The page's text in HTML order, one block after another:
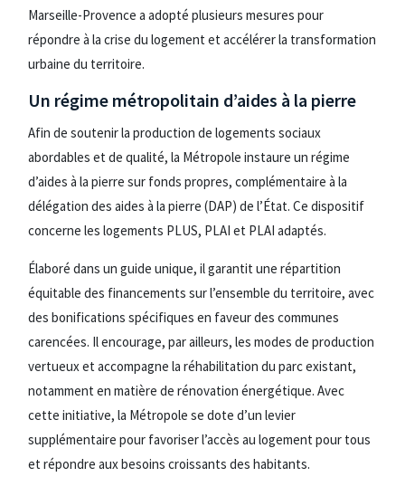
Marseille-Provence a adopté plusieurs mesures pour
répondre à la crise du logement et accélérer la transformation
urbaine du territoire.
Un régime métropolitain d’aides à la pierre
Afin de soutenir la production de logements sociaux
abordables et de qualité, la Métropole instaure un régime
d’aides à la pierre sur fonds propres, complémentaire à la
délégation des aides à la pierre (DAP) de l’État. Ce dispositif
concerne les logements PLUS, PLAI et PLAI adaptés.
Élaboré dans un guide unique, il garantit une répartition
équitable des financements sur l’ensemble du territoire, avec
des bonifications spécifiques en faveur des communes
carencées. Il encourage, par ailleurs, les modes de production
vertueux et accompagne la réhabilitation du parc existant,
notamment en matière de rénovation énergétique. Avec
cette initiative, la Métropole se dote d’un levier
supplémentaire pour favoriser l’accès au logement pour tous
et répondre aux besoins croissants des habitants.